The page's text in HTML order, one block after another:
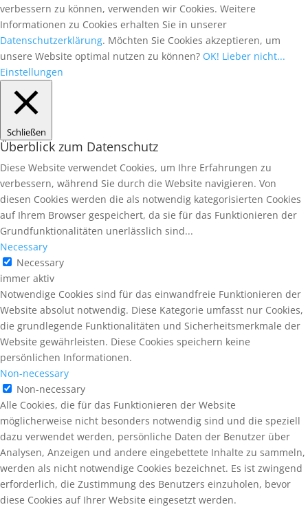
verbessern zu können, verwenden wir Cookies. Weitere
Informationen zu Cookies erhalten Sie in unserer
Datenschutzerklärung. Möchten Sie Cookies akzeptieren, um
unsere Website optimal nutzen zu können? OK! Lieber nicht...
Einstellungen
Schließen
Überblick zum Datenschutz
Diese Website verwendet Cookies, um Ihre Erfahrungen zu
verbessern, während Sie durch die Website navigieren. Von
diesen Cookies werden die als notwendig kategorisierten Cookies
auf Ihrem Browser gespeichert, da sie für das Funktionieren der
Grundfunktionalitäten unerlässlich sind...
Necessary
Necessary
immer aktiv
Notwendige Cookies sind für das einwandfreie Funktionieren der
Website absolut notwendig. Diese Kategorie umfasst nur Cookies,
die grundlegende Funktionalitäten und Sicherheitsmerkmale der
Website gewährleisten. Diese Cookies speichern keine
persönlichen Informationen.
Non-necessary
Non-necessary
Alle Cookies, die für das Funktionieren der Website
möglicherweise nicht besonders notwendig sind und die speziell
dazu verwendet werden, persönliche Daten der Benutzer über
Analysen, Anzeigen und andere eingebettete Inhalte zu sammeln,
werden als nicht notwendige Cookies bezeichnet. Es ist zwingend
erforderlich, die Zustimmung des Benutzers einzuholen, bevor
diese Cookies auf Ihrer Website eingesetzt werden.